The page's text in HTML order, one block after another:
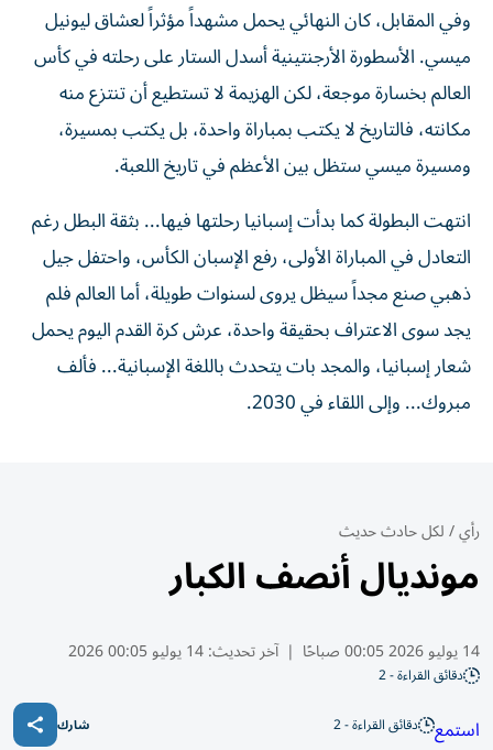
وفي المقابل، كان النهائي يحمل مشهداً مؤثراً لعشاق ليونيل
ميسي. الأسطورة الأرجنتينية أسدل الستار على رحلته في كأس
العالم بخسارة موجعة، لكن الهزيمة لا تستطيع أن تنتزع منه
مكانته، فالتاريخ لا يكتب بمباراة واحدة، بل يكتب بمسيرة،
ومسيرة ميسي ستظل بين الأعظم في تاريخ اللعبة.
انتهت البطولة كما بدأت إسبانيا رحلتها فيها... بثقة البطل رغم
التعادل في المباراة الأولى، رفع الإسبان الكأس، واحتفل جيل
ذهبي صنع مجداً سيظل يروى لسنوات طويلة، أما العالم فلم
يجد سوى الاعتراف بحقيقة واحدة، عرش كرة القدم اليوم يحمل
شعار إسبانيا، والمجد بات يتحدث باللغة الإسبانية... فألف
مبروك... وإلى اللقاء في 2030.
رأي/لكل حادث حديث
مونديال أنصف الكبار
14 يوليو 2026 00:05 صباحًا | آخر تحديث:14 يوليو 00:05 2026
دقائق القراءة - 2
استمع دقائق القراءة - 2 شارك